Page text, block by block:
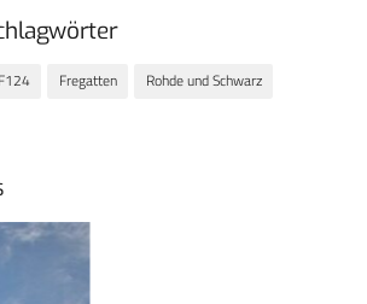
F124 Fregatten
Rohde und Schwarz